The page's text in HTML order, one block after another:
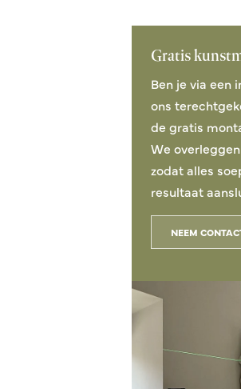
Gratis
Ben je via een
ons
de gratis
We
zodat alles
resultaat
NEEM